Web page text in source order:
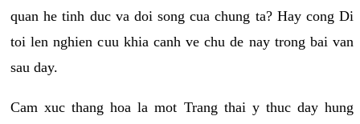
quan he tinh duc va doi song cua chung ta? Hay cong Di
toi len nghien cuu khia canh ve chu de nay trong bai van
sau day.
Cam xuc thang hoa la mot Trang thai y thuc day hung